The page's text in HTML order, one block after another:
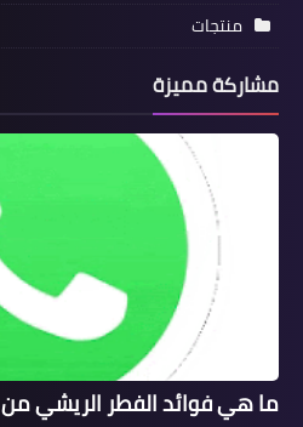
منتجات
مشاركة مميزة
ما هي فوائد الفطر الريشي من DXN للنساء؟